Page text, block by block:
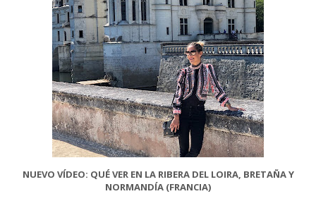
NUEVO VÍDEO: QUÉ VER EN LA RIBERA DEL LOIRA, BRETAÑA Y
NORMANDÍA (FRANCIA)